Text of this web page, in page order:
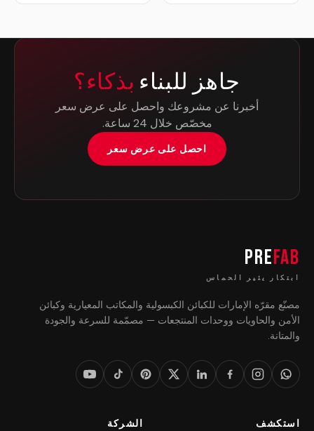
جاهز للبناء بذكاء؟
أخبرنا عن مشروعك واحصل على عرض سعر
مخصّص خلال 24 ساعة.
احصل على عرض سعر
PREFAB
ابتكار يثير الحماس
مصنّع مقرّه الإمارات للكبائن الكبسولية والمكاتب المعيارية وكبائن
الأمن والحاويات ووحدات المنتجعات — مصمّمة للسرعة والجودة
والمتانة.
استكشف الشركة